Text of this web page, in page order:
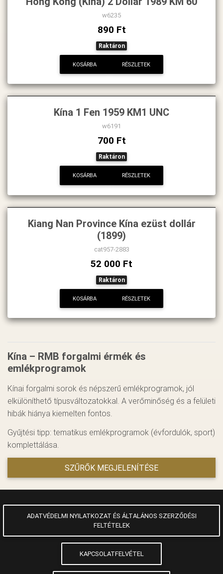
w6235
890 Ft
Raktáron
KOSÁRBA RÉSZLETEK
Kína 1 Fen 1959 KM1 UNC
w6191
700 Ft
Raktáron
KOSÁRBA RÉSZLETEK
Kiang Nan Province Kína ezüst dollár
(1899)
cat957-2883
52 000 Ft
Raktáron
KOSÁRBA RÉSZLETEK
Kína – RMB forgalmi érmék és
emlékprogramok
Kínai forgalmi sorok és népszerű emlékprogramok, jól
elkülöníthető típusváltozatokkal. A verőminőség és a felületi
hibák hiánya kiemelten fontos.
Gyűjtési tipp: tematikus emlékprogramok (évfordulók, sport)
komplettálása.
SZŰRŐK MEGJELENÍTÉSE
ADATVÉDELMI NYILATKOZAT ÉS ÁLTALÁNOS SZERZŐDÉSI
FELTÉTELEK
KAPCSOLATFELVÉTEL